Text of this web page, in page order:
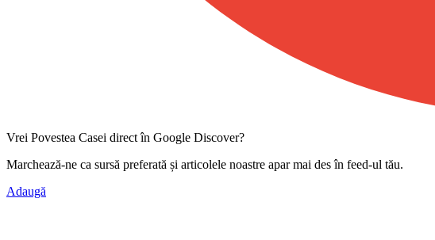
Vrei Povestea Casei direct în Google Discover?
Marchează-ne ca sursă preferată și articolele noastre apar mai des în feed-ul tău.
Adaugă